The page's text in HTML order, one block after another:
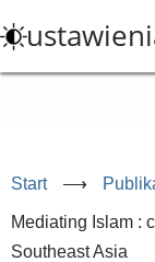
do
treści
Start ⟶
Mediating Islam :
Southeast Asia